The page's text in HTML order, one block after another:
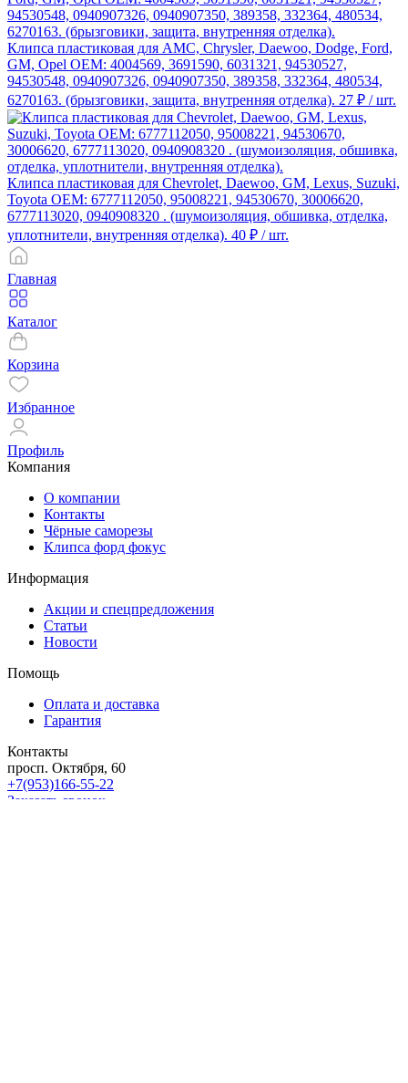
Клипса пластиковая для AMC, Chrysler, Daewoo, Dodge, Ford,
GM, Opel ОЕМ: 4004569, 3691590, 6031321, 94530527,
94530548, 0940907326, 0940907350, 389358, 332364, 480534,
6270163. (брызговики, защита, внутренняя отделка). 27 ₽ / шт.
Клипса пластиковая для Chevrolet, Daewoo, GM, Lexus, Suzuki,
Toyota ОЕМ: 6777112050, 95008221, 94530670, 30006620,
6777113020, 0940908320 . (шумоизоляция, обшивка, отделка,
уплотнители, внутренняя отделка). 40 ₽ / шт.
Главная
Каталог
Корзина
Избранное
Профиль
Компания
О компании
Контакты
Чёрные саморезы
Клипса форд фокус
Информация
Акции и спецпредложения
Статьи
Новости
Помощь
Оплата и доставка
Гарантия
Контакты
просп. Октября, 60
+7(953)166-55-22
Заказать звонок